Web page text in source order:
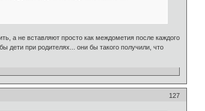
а не вставляют просто как междометия после каждого
при родителях... они бы такого получили, что
127